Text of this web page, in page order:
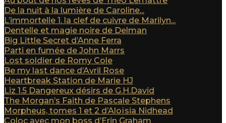
De la nuit à la lumière de Caroline...
L’immortelle 1. la clef de cuivre de Marilyn...
Dentelle et magie noire de Delman
Big Little Secret d’Anne Ferra
Parti en fumée de John Marrs
Lost soldier de Romy Cole
Be my last dance d’Avril Rose
Heartbreak Station de Marie HJ
Liz 1.5 Dangereux désirs de G.H.David
The Morgan’s Faith de Pascale Stephens
Morpheus, tomes 1 et 2 d’Aloïsia Nidhead
Coloc avec mon boss d’Erin Graham